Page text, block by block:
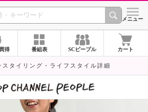
SHOP CHANNEL シメニュー
得 番組表 SCピープル カート
スタイリング・ライフスタイル詳細